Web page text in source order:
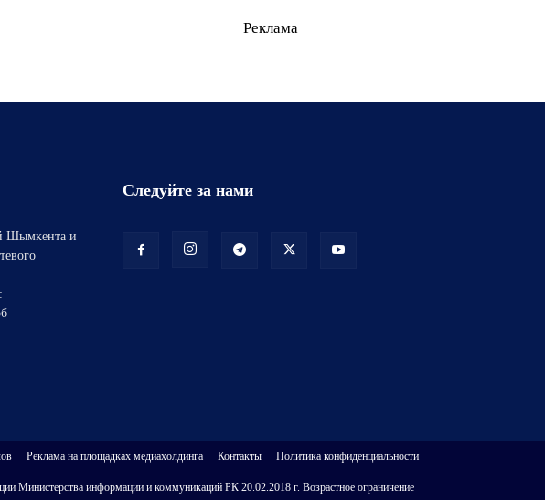
Реклама
Шымкента и
Следуйте за нами
Реклама на площадках медиахолдинга Контакты Политика конфиденциальности
Министерства информации и коммуникаций РК 20.02.2018 г. Возрастное ограничение